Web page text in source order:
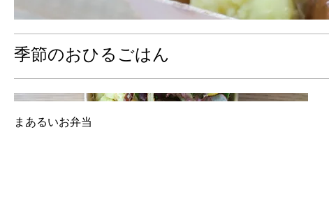
季節のおひるごはん
まあるいお弁当